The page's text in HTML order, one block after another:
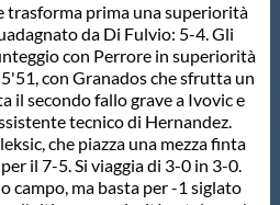
trasforma prima una superiorità
da Di Fulvio: 5-4. Gli
con Perrore in superiorità
con Granados che sfrutta un
il secondo fallo grave a Ivovic e
tecnico di Hernandez.
che piazza una mezza finta
il 7-5. Si viaggia di 3-0 in 3-0.
campo, ma basta per -1 siglato